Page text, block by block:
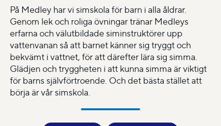
På Medley har vi simskola för barn i alla åldrar.
Genom lek och roliga övningar tränar Medleys
erfarna och välutbildade siminstruktörer upp
vattenvanan så att barnet känner sig tryggt och
bekvämt i vattnet, för att därefter lära sig simma.
Glädjen och tryggheten i att kunna simma är viktigt
för barns självförtroende. Och det bästa stället att
börja är vår simskola.